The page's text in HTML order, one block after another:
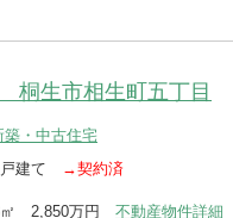
桐生市相生町五丁目
築・中古住宅
建て
→契約済
㎡ 2,850万円 不動産物件詳細